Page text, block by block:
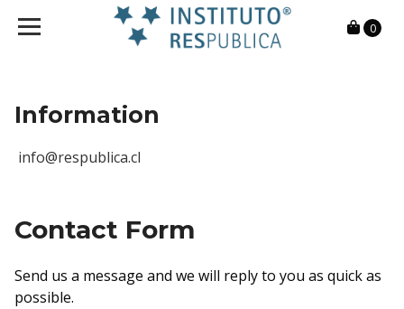
0
Information
info@respublica.cl
Contact Form
Send us a message and we will reply to you as quick as
possible.